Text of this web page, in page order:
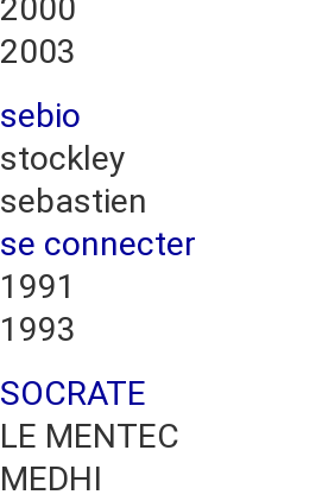
2000
2003
sebio
stockley
sebastien
se connecter
1991
1993
SOCRATE
LE MENTEC
MEDHI